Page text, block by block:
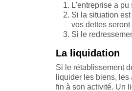
L'entreprise a
Si la situation
vos dettes
Si le
La liquidation
Si le rétablissement
liquider les biens,
fin à son activité. Un